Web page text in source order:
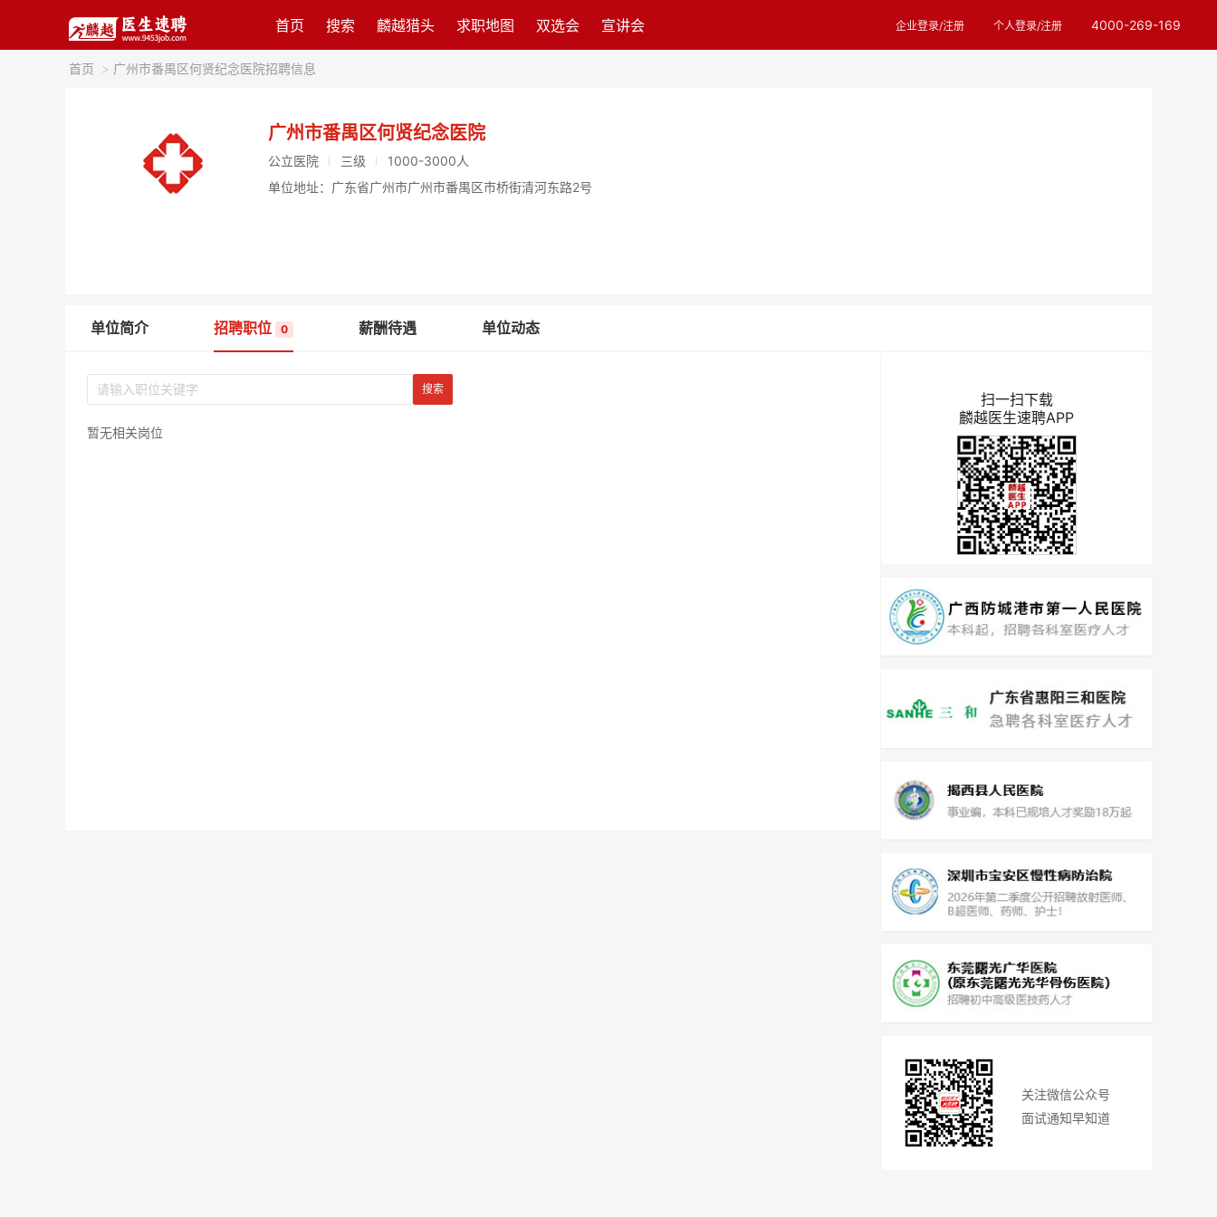
首页 搜索 麟越猎头 求职地图 双选会 宣讲会 企业登录/注册 个人登录/注册 4000-269-169
首页 > 广州市番禺区何贤纪念医院招聘信息
广州市番禺区何贤纪念医院
公立医院 三级
1000-3000人
单位地址：广东省广州市广州市番禺区市桥街清河东路2号
单位简介 招聘职位 0 薪酬待遇 单位动态
暂无相关岗位
扫一扫下载
麟越医生速聘APP
关注微信公众号
面试通知早知道